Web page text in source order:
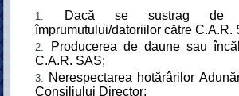
Dacă se sustrag de
împrumutului/datoriilor către C.A.R.
Producerea de daune sau
C.A.R. SAS;
Nerespectarea hotărârilor
Consiliului Director;